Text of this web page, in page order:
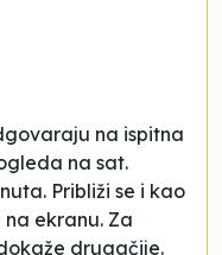
na ispitna
na sat.
Približi se i kao
ekranu. Za
drugačije.